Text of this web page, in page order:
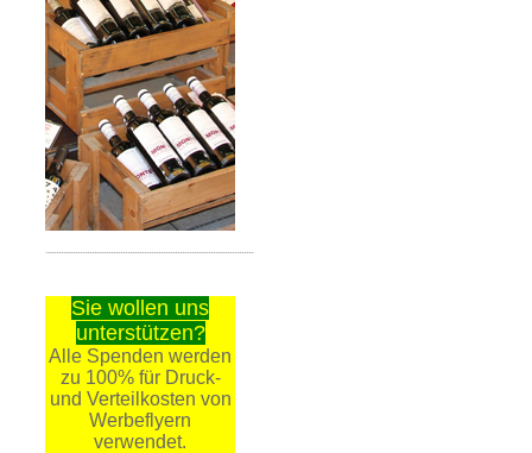
Sie wollen uns
unterstützen?
Alle Spenden werden
zu 100% für Druck-
und Verteilkosten von
Werbeflyern
verwendet.